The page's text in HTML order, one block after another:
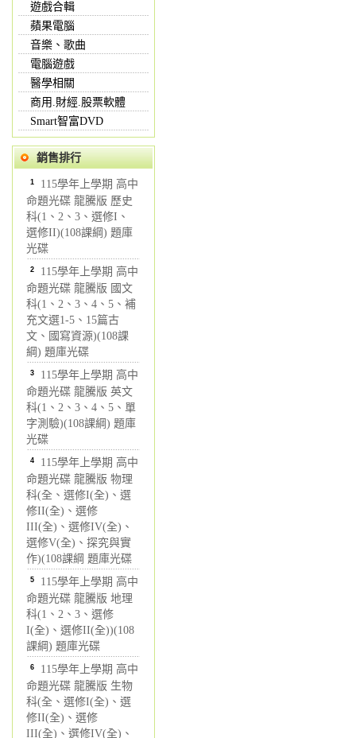
遊戲合輯
蘋果電腦
音樂、歌曲
電腦遊戲
醫學相關
商用.財經.股票軟體
Smart智富DVD
銷售排行
1 115學年上學期 高中
命題光碟 龍騰版 歷史
科(1、2、3、選修I、
選修II)(108課綱) 題庫
光碟
2 115學年上學期 高中
命題光碟 龍騰版 國文
科(1、2、3、4、5、補
充文選1-5、15篇古
文、國寫資源)(108課
綱) 題庫光碟
3 115學年上學期 高中
命題光碟 龍騰版 英文
科(1、2、3、4、5、單
字測驗)(108課綱) 題庫
光碟
4 115學年上學期 高中
命題光碟 龍騰版 物理
科(全、選修I(全)、選
修II(全)、選修
III(全)、選修IV(全)、
選修V(全)、探究與實
作)(108課綱 題庫光碟
5 115學年上學期 高中
命題光碟 龍騰版 地理
科(1、2、3、選修
I(全)、選修II(全))(108
課綱) 題庫光碟
6 115學年上學期 高中
命題光碟 龍騰版 生物
科(全、選修I(全)、選
修II(全)、選修
III(全)、選修IV(全)、